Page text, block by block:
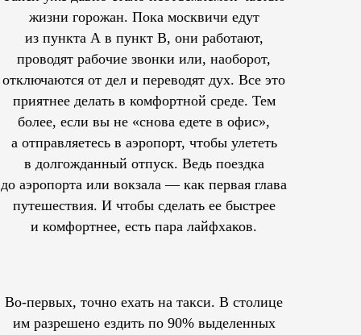
жизни горожан. Пока москвичи едут
из пункта А в пункт В, они работают,
проводят рабочие звонки или, наоборот,
отключаются от дел и переводят дух. Все это
приятнее делать в комфортной среде. Тем
более, если вы не «снова едете в офис»,
а отправляетесь в аэропорт, чтобы улететь
в долгожданный отпуск. Ведь поездка
до аэропорта или вокзала — как первая глава
путешествия. И чтобы сделать ее быстрее
и комфортнее, есть пара лайфхаков.
Во-первых, точно ехать на такси. В столице
им разрешеноездить по 90% выделенных